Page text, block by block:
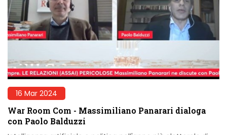
16 Mar 2024
War Room Com - Massimiliano Panarari dialoga
con Paolo Balduzzi